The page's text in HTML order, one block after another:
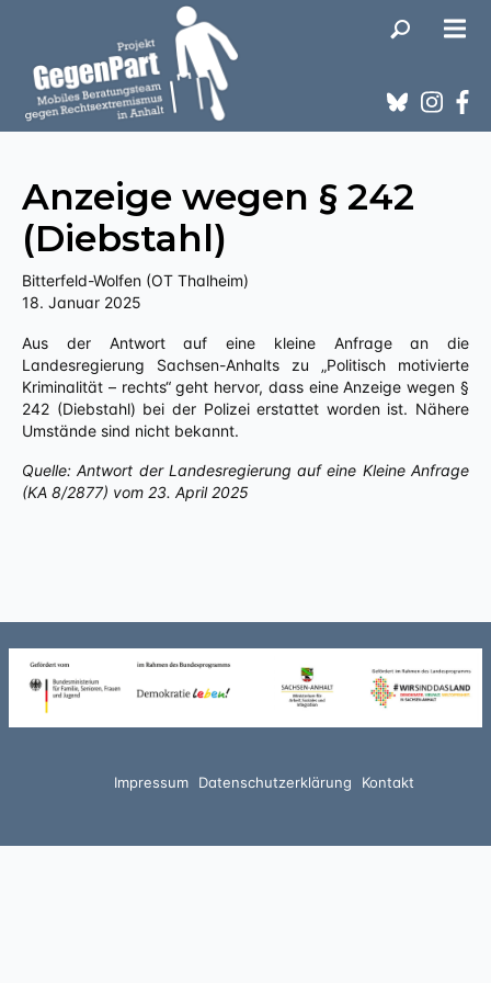
Anzeige wegen § 242
(Diebstahl)
Bitterfeld-Wolfen (OT Thalheim)
18. Januar 2025
Aus der Antwort auf eine kleine Anfrage an die
Landesregierung Sachsen-Anhalts zu „Politisch motivierte
Kriminalität – rechts“ geht hervor, dass eine Anzeige wegen §
242 (Diebstahl) bei der Polizei erstattet worden ist. Nähere
Umstände sind nicht bekannt.
Quelle: Antwort der Landesregierung auf eine Kleine Anfrage
(KA 8/2877) vom 23. April 2025
Impressum Datenschutzerklärung Kontakt